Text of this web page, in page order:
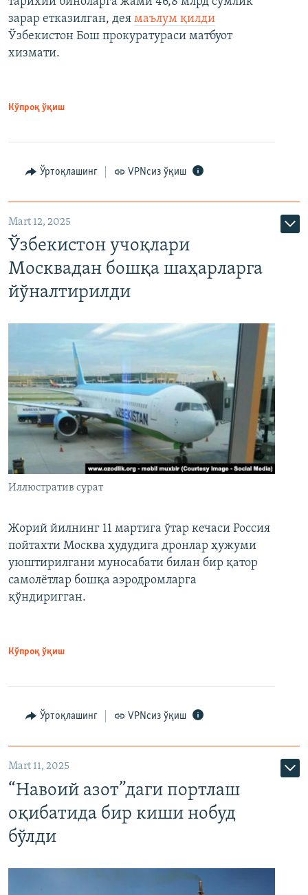
зарар етказилган, дея маълум қилди
Ўзбекистон Бош прокуратураси матбуот
хизмати.
Кўпроқ ўқиш
Ўртоқлашинг VPNсиз ўқиш
Mart 12, 2025
Ўзбекистон учоқлари
Москвадан бошқа шаҳарларга
йўналтирилди
Иллюстратив сурат
Жорий йилнинг 11 мартига ўтар кечаси Россия
пойтахти Москва ҳудудига дронлар ҳужуми
уюштирилгани муносабати билан бир қатор
самолётлар бошқа аэродромларга
қўндиригган.
Кўпроқ ўқиш
Ўртоқлашинг VPNсиз ўқиш
Mart 11, 2025
“Навоий азот”даги портлаш
оқибатида бир киши нобуд
бўлди